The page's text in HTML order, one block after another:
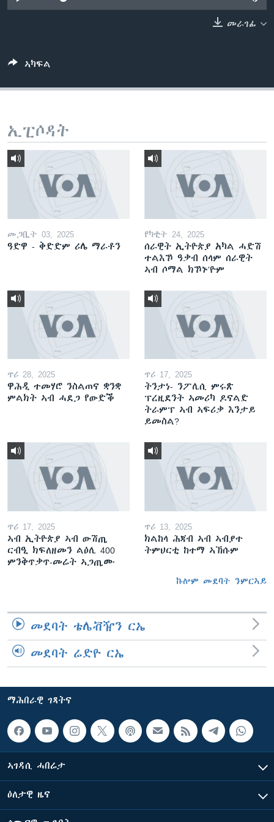
ቂሔ ጽልሚ
መራገፊ
ኣካፍል
ኢፒሶዳት
መጋቢት 03, 2025
ዓድዋ - ቅድድም ሪሌ ማራቶን
የካቲት 24, 2025
ሰራዊት ኢትዮጵያ አካል ሓድሽ
ተልእኾ ዓቃብ ሰላም ሰራዊት
ኣብ ሶማል ክኾኑ'ዮም
ጥሪ 28, 2025
ዋሕዲ ተመሃሮ ንስልጠና ቋንቋ
ምልክት ኣብ ሓደጋ የውድቕ
ጥሪ 17, 2025
ትንታነ- ንፖሊሲ ምሩጽ
ፕረዚደንት ኣመሪካ ዶናልድ
ትራምፕ ኣብ ኣፍሪቃ እንታይ
ይመስል?
ጥሪ 17, 2025
ኣብ ኢትዮጵያ ኣብ ውሽጢ
ርብዒ ክፍለዘመን ልዕሊ 400
ምንቅጥቃጥ-መሬት ኣጋጢሙ
ጥሪ 13, 2025
ክልከላ ሕጃብ ኣብ ኣብያተ
ትምህርቲ ከተማ ኣኽሱም
ኩሎም መደባት ንምርኣይ
መደባት ቴሌቭዥን ርኤ
መደባት ሬድዮ ርኤ
ማሕበራዊ ገጻትና
ኣገዳሲ ሓበሬታ
ዕለታዊ ዜና